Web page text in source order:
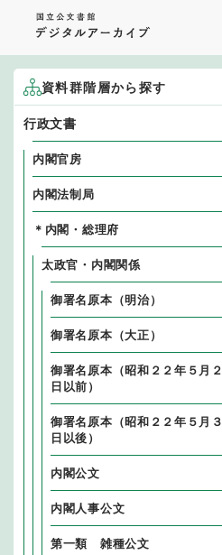
資料群階層から探す
行政文書
内閣官房
内閣法制局
＊内閣・総理府
太政官・内閣関係
御署名原本（明治）
御署名原本（大正）
御署名原本（昭和２２年５月２
日以前）
御署名原本（昭和２２年５月３
日以後）
内閣公文
内閣人事公文
第一類 雑種公文